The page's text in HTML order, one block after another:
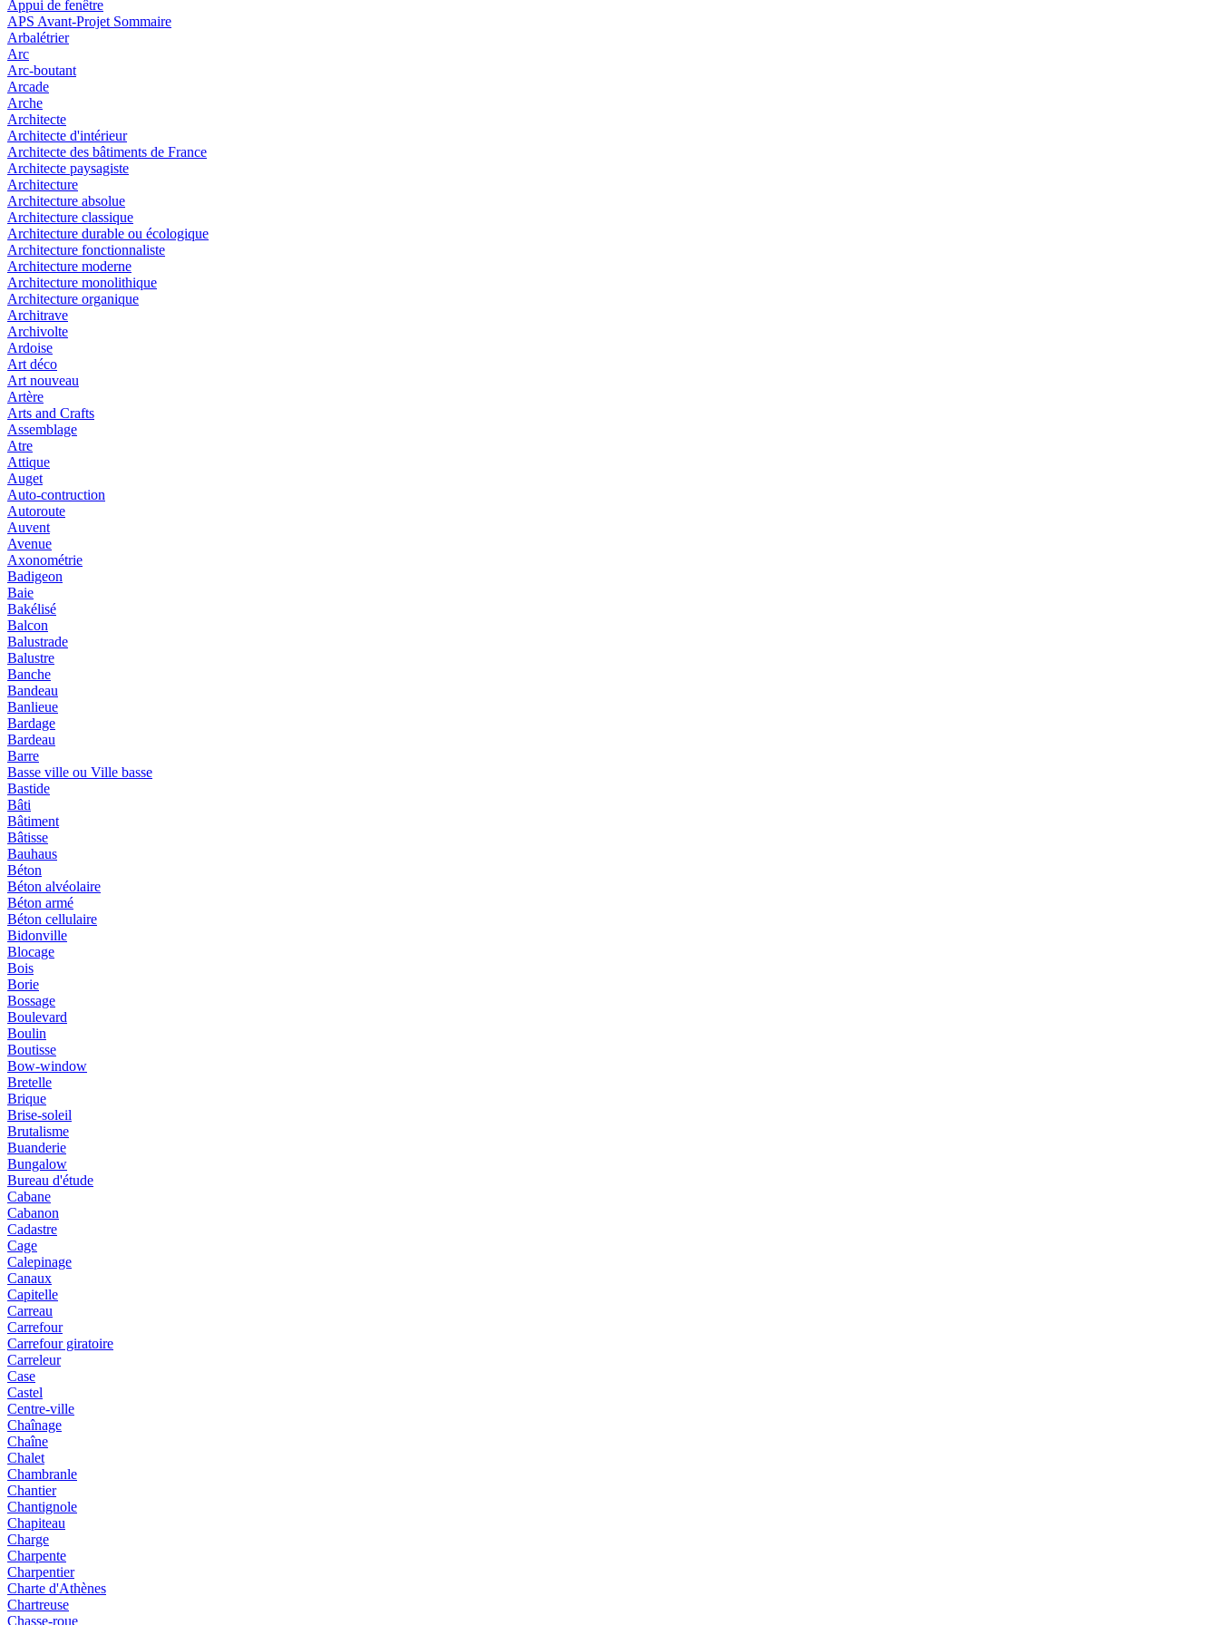
Appui de fenêtre
APS Avant-Projet Sommaire
Arbalétrier
Arc
Arc-boutant
Arcade
Arche
Architecte
Architecte d'intérieur
Architecte des bâtiments de France
Architecte paysagiste
Architecture
Architecture absolue
Architecture classique
Architecture durable ou écologique
Architecture fonctionnaliste
Architecture moderne
Architecture monolithique
Architecture organique
Architrave
Archivolte
Ardoise
Art déco
Art nouveau
Artère
Arts and Crafts
Assemblage
Atre
Attique
Auget
Auto-contruction
Autoroute
Auvent
Avenue
Axonométrie
Badigeon
Baie
Bakélisé
Balcon
Balustrade
Balustre
Banche
Bandeau
Banlieue
Bardage
Bardeau
Barre
Basse ville ou Ville basse
Bastide
Bâti
Bâtiment
Bâtisse
Bauhaus
Béton
Béton alvéolaire
Béton armé
Béton cellulaire
Bidonville
Blocage
Bois
Borie
Bossage
Boulevard
Boulin
Boutisse
Bow-window
Bretelle
Brique
Brise-soleil
Brutalisme
Buanderie
Bungalow
Bureau d'étude
Cabane
Cabanon
Cadastre
Cage
Calepinage
Canaux
Capitelle
Carreau
Carrefour
Carrefour giratoire
Carreleur
Case
Castel
Centre-ville
Chaînage
Chaîne
Chalet
Chambranle
Chantier
Chantignole
Chapiteau
Charge
Charpente
Charpentier
Charte d'Athènes
Chartreuse
Chasse-roue